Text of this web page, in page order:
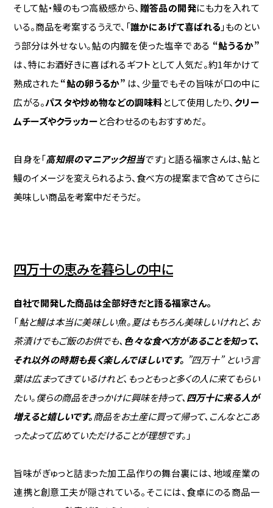
そして鮎・鰻のもつ高級感から、 贈答品の開発にも力を入れて
いる。商品を考案するうえで、「誰かにあげて喜ばれる 」ものとい
う部分は外せない。鮎の内臓を使った塩辛である “鮎うるか”
は、特にお酒好きに喜ばれるギフトとして人気だ。約1年かけて
熟成された“鮎の卵うるか” は、少量でもその旨味が口の中に
広がる。パスタや炒め物などの調味料として使用したり、 クリー
ムチーズやクラッカーと合わせるのもおすすめだ。
自身を「高知県のマニアック担当です」と語る福家さんは、鮎と
鰻のイメージを変えられるよう、食べ方の提案まで含めてさらに
美味しい商品を考案中だそうだ。
四万十の恵みを暮らしの中に
自社で開発した商品は全部好きだと語る福家さん。
「鮎と鰻は本当に美味しい魚。夏はもちろん美味しいけれど、お
茶漬けでもご飯のお供でも、 色々な食べ方があることを知って、
それ以外の時期も長く楽しんでほしいです。 ”四万十” という言
葉は広まってきているけれど、もっともっと多くの人に来てもらい
たい。僕らの商品をきっかけに興味を持って、四万十に来る人が
増えると嬉しいです。商品をお土産に買って帰って、こんなとこあ
ったよって広めていただけることが理想です。 」
旨味がぎゅっと詰まった加工品作りの舞台裏には、地域産業の
連携と創意工夫が隠されている。そこには、食卓にのる商品一